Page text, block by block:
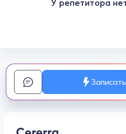
У репетитора